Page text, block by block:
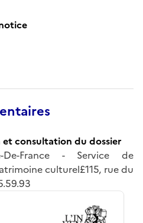
consultation du dossier
De-France - Service de
culturel£115, rue du